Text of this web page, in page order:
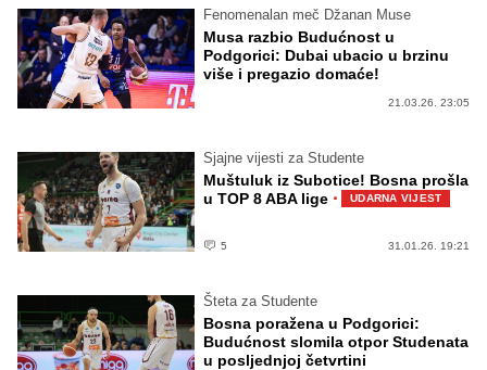
Fenomenalan meč Džanan Muse
Musa razbio Budućnost u
Podgorici: Dubai ubacio u brzinu
više i pregazio domaće!
21.03.26. 23:05
Sjajne vijesti za Studente
Muštuluk iz Subotice! Bosna prošla
u TOP 8 ABA lige · UDARNA VIJEST
5 31.01.26. 19:21
Šteta za Studente
Bosna poražena u Podgorici:
Budućnost slomila otpor Studenata
u posljednjoj četvrtini